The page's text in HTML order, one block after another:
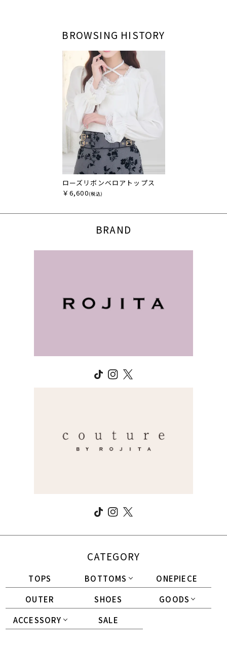
BROWSING HISTORY
ローズリボンベロアトップス
￥6,600(税込)
BRAND
CATEGORY
TOPS BOTTOMS
ONEPIECE
OUTER
SHOES
GOODS
ACCESSORY
SALE